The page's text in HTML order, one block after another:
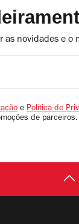
as novidades e o
e Política de
de parceiros.